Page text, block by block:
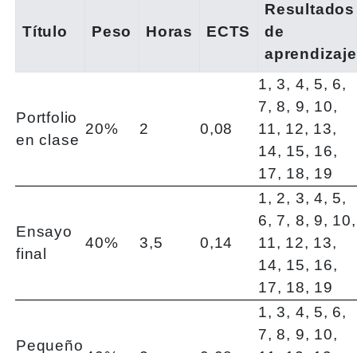
Título Peso Horas ECTS
Resultados
de
aprendizaje
Portfolio
en clase
20% 2 0,08
1, 3, 4, 5, 6,
7, 8, 9, 10,
11, 12, 13,
14, 15, 16,
17, 18, 19
Ensayo
final
40% 3,5 0,14
1, 2, 3, 4, 5,
6, 7, 8, 9, 10,
11, 12, 13,
14, 15, 16,
17, 18, 19
Pequeño
1, 3, 4, 5, 6,
7, 8, 9, 10,